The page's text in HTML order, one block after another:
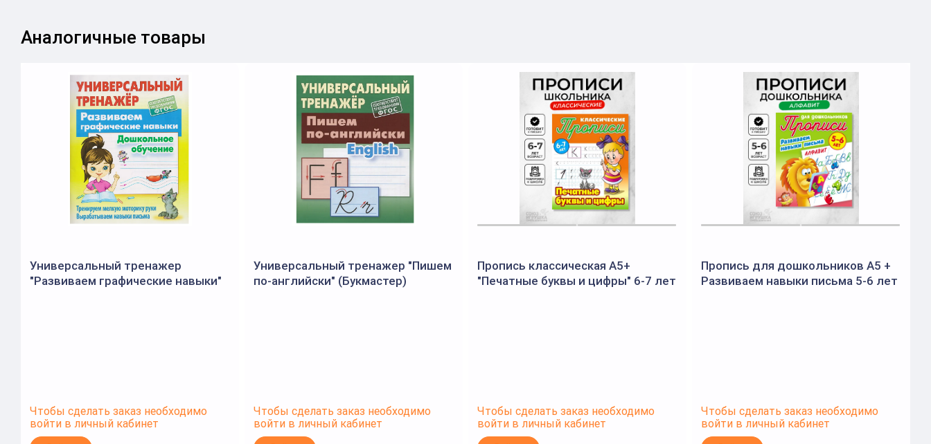
Аналогичные товары
Универсальный тренажер
"Развиваем графические навыки"
Чтобы сделать заказ необходимо
войти в личный кабинет
Универсальный тренажер "Пишем
по-английски" (Букмастер)
Чтобы сделать заказ необходимо
войти в личный кабинет
Пропись классическая А5+
"Печатные буквы и цифры" 6-7 лет
Чтобы сделать заказ необходимо
войти в личный кабинет
Пропись для дошкольников А5 +
Развиваем навыки письма 5-6 лет
Чтобы сделать заказ необходимо
войти в личный кабинет